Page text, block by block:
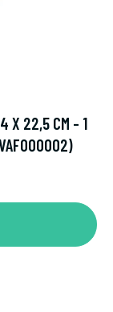
X 22,5 CM - 1